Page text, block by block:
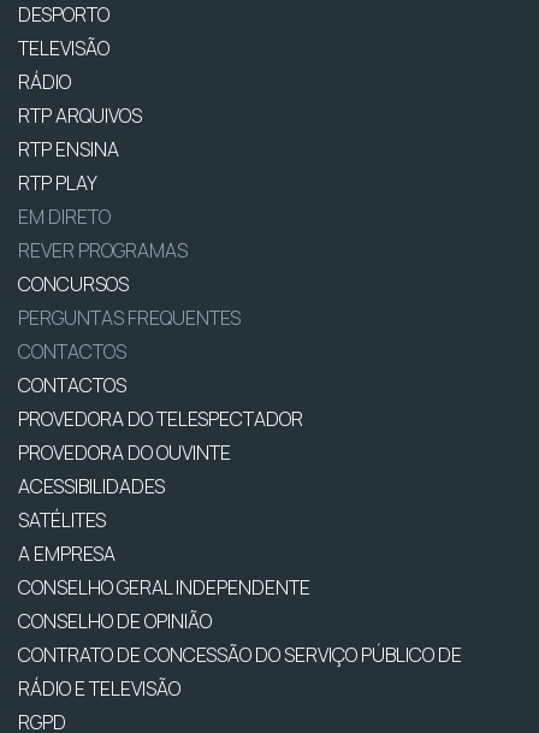
DESPORTO
TELEVISÃO
RÁDIO
RTP ARQUIVOS
RTP ENSINA
RTP PLAY
EM DIRETO
REVER PROGRAMAS
CONCURSOS
PERGUNTAS FREQUENTES
CONTACTOS
CONTACTOS
PROVEDORA DO TELESPECTADOR
PROVEDORA DO OUVINTE
ACESSIBILIDADES
SATÉLITES
A EMPRESA
CONSELHO GERAL INDEPENDENTE
CONSELHO DE OPINIÃO
CONTRATO DE CONCESSÃO DO SERVIÇO PÚBLICO DE
RÁDIO E TELEVISÃO
RGPD